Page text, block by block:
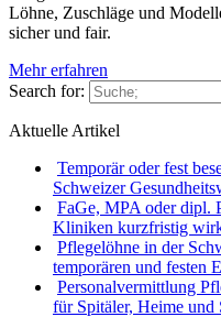
Löhne, Zuschläge und
sicher und fair.
Mehr erfahren
Search for:
Aktuelle Artikel
Temporär oder fest
Schweizer
FaGe, MPA oder dipl.
Kliniken kurzfristig
Pflegelöhne in der
temporären und festen
Personalvermittlung
für Spitäler, Heime